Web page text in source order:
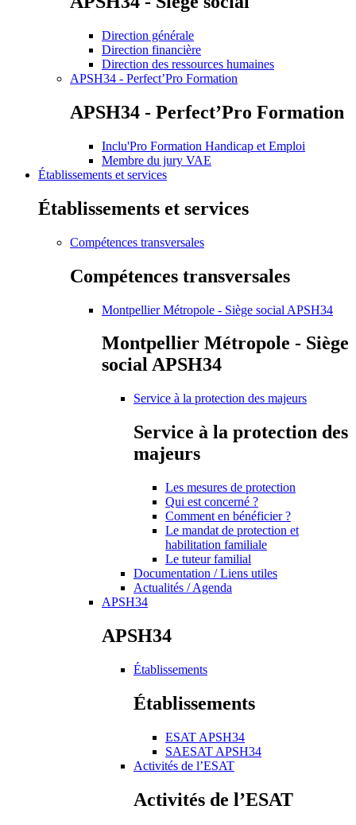
Direction générale
Direction financière
Direction des ressources humaines
APSH34 - Perfect’Pro Formation
APSH34 - Perfect’Pro Formation
Inclu'Pro Formation Handicap et Emploi
Membre du jury VAE
Établissements et services
Établissements et services
Compétences transversales
Compétences transversales
Montpellier Métropole - Siège social APSH34
Montpellier Métropole - Siège
social APSH34
Service à la protection des majeurs
Service à la protection des
majeurs
Les mesures de protection
Qui est concerné ?
Comment en bénéficier ?
Le mandat de protection et
habilitation familiale
Le tuteur familial
Documentation / Liens utiles
Actualités / Agenda
APSH34
APSH34
Établissements
Établissements
ESAT APSH34
SAESAT APSH34
Activités de l’ESAT
Activités de l’ESAT